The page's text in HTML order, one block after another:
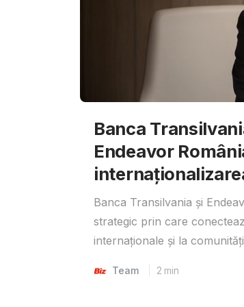
Banca
Endeavor
Banca Transilvania și
strategic prin care
internaționale și la
Team 2 min